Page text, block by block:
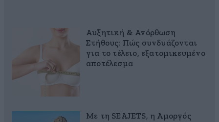
Αυξητική & Ανόρθωση
Στήθους: Πώς συνδυάζονται
για το τέλειο, εξατομικευμένο
αποτέλεσμα
Με τη SEAJETS, η Αμοργός